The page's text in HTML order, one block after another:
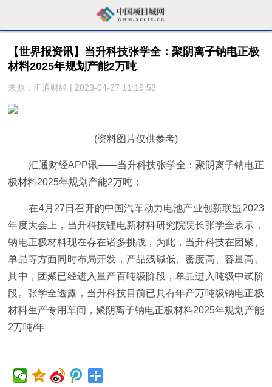
【世界报资讯】当升科技张学全：聚阴离子钠电正极
材料2025年规划产能2万吨
来源：汇通财经 | 2023-04-27 11:19:58
(资料图片仅供参考)
汇通财经APP讯——当升科技张学全：聚阴离子钠电正
极材料2025年规划产能2万吨；
在4月27日召开的中国汽车动力电池产业创新联盟2023
年度大会上，当升科技锂电新材料研究院院长张学全表示，
钠电正极材料现在存在诸多挑战，为此，当升科技在团聚、
单晶等方面同时布局开发，产品残碱低、密度高、容量高。
其中，团聚已经进入量产百吨级阶段，单晶进入吨级中试阶
段。张学全透露，当升科技目前已具有年产万吨级钠电正极
材料生产专用车间，聚阴离子钠电正极材料2025年规划产能
2万吨/年